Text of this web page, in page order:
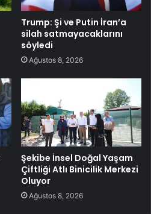
Trump: Şi ve Putin İran’a
silah satmayacaklarını
söyledi
Ağustos 8, 2026
Şekibe İnsel Doğal Yaşam
Çiftliği Atlı Binicilik Merkezi
Oluyor
Ağustos 8, 2026